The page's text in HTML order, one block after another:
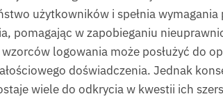
użytkowników i spełnia
pomagając w zapobieganiu
logowania może posłużyć do
doświadczenia. Jednak
wiele do odkrycia w kwestii ich